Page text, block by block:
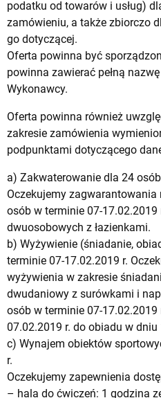
podatku od towarów i usług)
zamówieniu, a także zbiorczo
go dotyczącej.
Oferta powinna być
powinna zawierać pełną
Wykonawcy.
Oferta powinna również
zakresie zamówienia
podpunktami dotyczącego
a) Zakwaterowanie dla 24
Oczekujemy
osób w terminie 07-17.02.2019
dwuosobowych z łazienkami.
b) Wyżywienie (śniadanie,
terminie 07-17.02.2019 r.
wyżywienia w zakresie
dwudaniowy z surówkami i
osób w terminie 07-
07.02.2019 r. do obiadu w dniu
c) Wynajem obiektów
r.
Oczekujemy zapewnienia
– hala do ćwiczeń: 1 godzina